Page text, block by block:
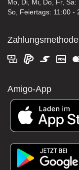
Mo, Di, Mi, Do, Fr,
So, Feiertags: 11:00 -
Amigo-App